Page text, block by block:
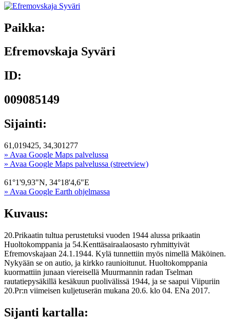
Paikka:
Efremovskaja Syväri
ID:
009085149
Sijainti:
61,019425, 34,301277
» Avaa Google Maps palvelussa
» Avaa Google Maps palvelussa (streetview)
61°1'9,93"N, 34°18'4,6"E
» Avaa Google Earth ohjelmassa
Kuvaus:
20.Prikaatin tultua perustetuksi vuoden 1944 alussa prikaatin
Huoltokomppania ja 54.Kenttäsairaalaosasto ryhmittyivät
Efremovskajaan 24.1.1944. Kylä tunnettiin myös nimellä Mäköinen.
Nykyään se on autio, ja kirkko raunioitunut. Huoltokomppania
kuormattiin junaan viereisellä Muurmannin radan Tselman
rautatiepysäkillä kesäkuun puolivälissä 1944, ja se saapui Viipuriin
20.Pr:n viimeisen kuljetuserän mukana 20.6. klo 04. ENa 2017.
Sijanti kartalla: